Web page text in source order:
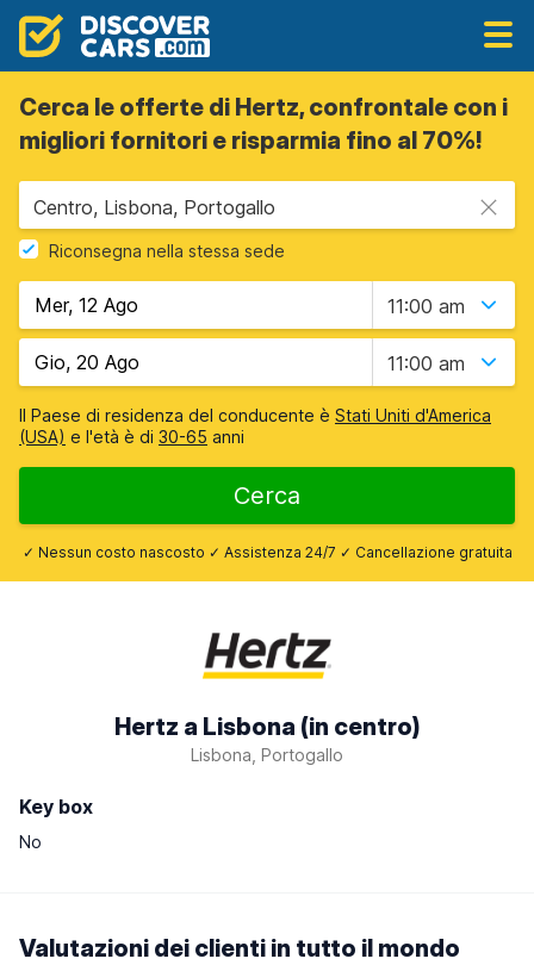
Cerca le offerte di Hertz, confrontale con i
migliori fornitori e risparmia fino al 70%!
Centro, Lisbona, Portogallo
Riconsegna nella stessa sede
11:00 am
11:00 am
Il Paese di residenza del conducente è Stati Uniti d'America
(USA) e l'età è di 30-65 anni
Cerca
✓ Nessun costo nascosto ✓ Assistenza 24/7 ✓ Cancellazione gratuita
Hertz a Lisbona (in centro)
Lisbona, Portogallo
Key box
No
Valutazioni dei clienti in tutto il mondo